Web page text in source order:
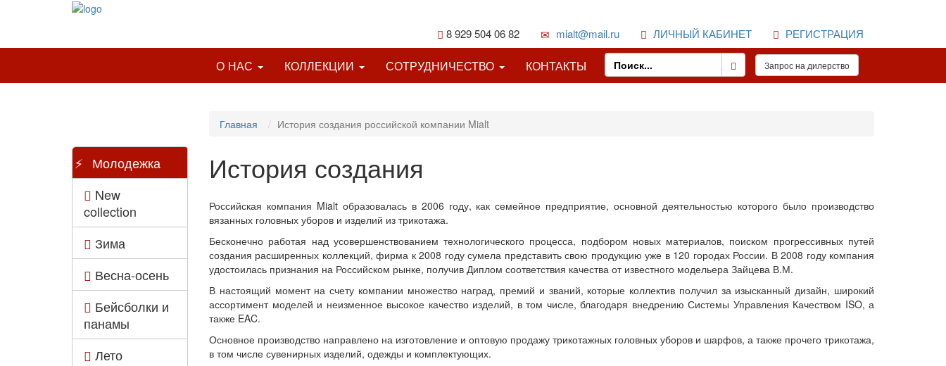
РЕГИСТРАЦИЯ
ЛИЧНЫЙ КАБИНЕТ
mialt@mail.ru
8 929 504 06 82
О НАС КОЛЛЕКЦИИ СОТРУДНИЧЕСТВО КОНТАКТЫ
Молодежка
New
collection
Зима
Весна-осень
Бейсболки и
панамы
Лето
Главная История создания российской компании Mialt
История создания
Российская компания Mialt образовалась в 2006 году, как семейное предприятие, основной деятельностью которого было производство
вязанных головных уборов и изделий из трикотажа.
Бесконечно работая над усовершенствованием технологического процесса, подбором новых материалов, поиском прогрессивных путей
создания расширенных коллекций, фирма к 2008 году сумела представить свою продукцию уже в 120 городах России. В 2008 году компания
удостоилась признания на Российском рынке, получив Диплом соответствия качества от известного модельера Зайцева В.М.
В настоящий момент на счету компании множество наград, премий и званий, которые коллектив получил за изысканный дизайн, широкий
ассортимент моделей и неизменное высокое качество изделий, в том числе, благодаря внедрению Системы Управления Качеством ISO, а
также EAC.
Основное производство направлено на изготовление и оптовую продажу трикотажных головных уборов и шарфов, а также прочего трикотажа,
в том числе сувенирных изделий, одежды и комплектующих.